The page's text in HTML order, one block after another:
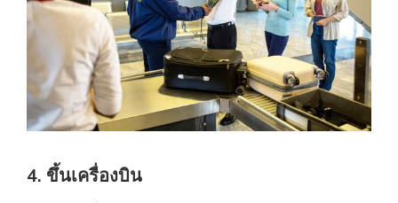
4. ขึ้นเครื่องบิน